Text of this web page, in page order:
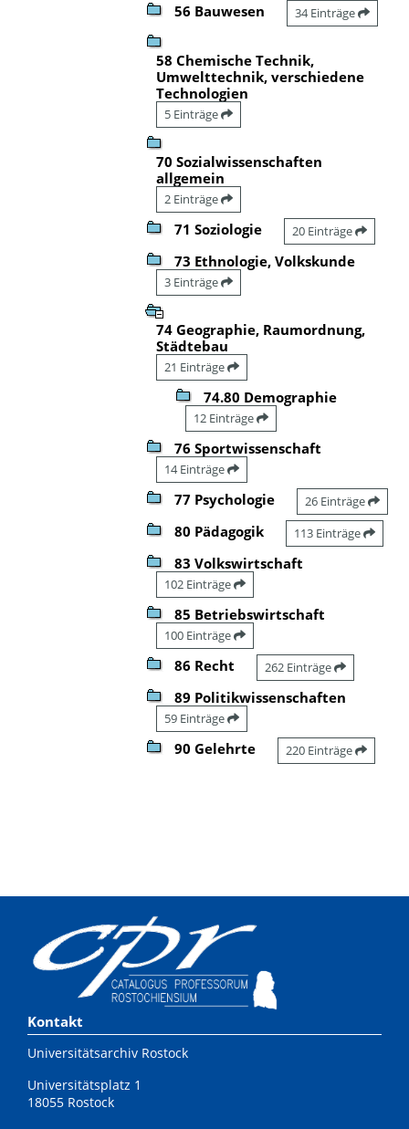
56 Bauwesen 34 Einträge
58 Chemische Technik,
Umwelttechnik, verschiedene
Technologien
5 Einträge
70 Sozialwissenschaften
allgemein
2 Einträge
71 Soziologie 20 Einträge
73 Ethnologie, Volkskunde
3 Einträge
74 Geographie, Raumordnung,
Städtebau
21 Einträge
74.80 Demographie
12 Einträge
76 Sportwissenschaft
14 Einträge
77 Psychologie 26 Einträge
80 Pädagogik 113 Einträge
83 Volkswirtschaft
102 Einträge
85 Betriebswirtschaft
100 Einträge
86 Recht 262 Einträge
89 Politikwissenschaften
59 Einträge
90 Gelehrte 220 Einträge
Kontakt
Universitätsarchiv Rostock
Universitätsplatz 1
18055 Rostock